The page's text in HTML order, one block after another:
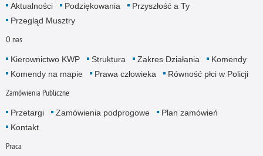
Aktualności Podziękowania
Przyszłość a Ty
Przegląd Musztry
O nas
Kierownictwo KWP Struktura Zakres Działania
Komendy
Komendy na mapie
Prawa człowieka Równość płci w Policji
Zamówienia Publiczne
Przetargi Zamówienia podprogowe
Plan zamówień
Kontakt
Praca